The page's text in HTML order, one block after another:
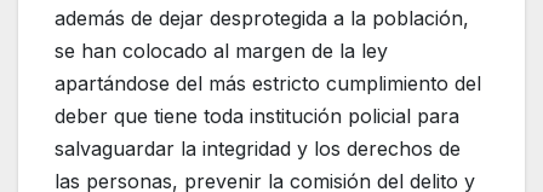
además de dejar desprotegida a la población,
se han colocado al margen de la ley
apartándose del más estricto cumplimiento del
deber que tiene toda institución policial para
salvaguardar la integridad y los derechos de
las personas, prevenir la comisión del delito y